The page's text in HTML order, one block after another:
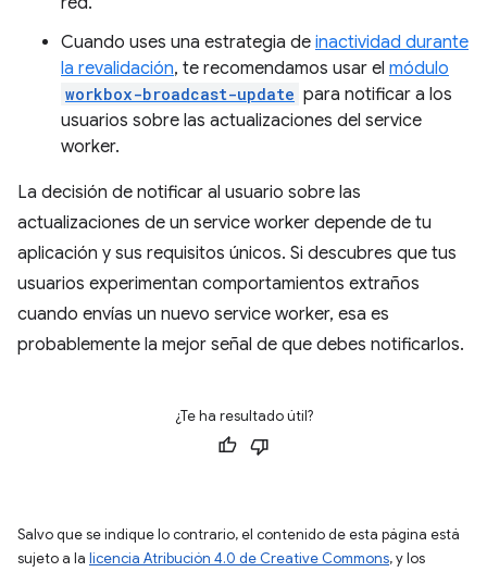
Cuando uses una estrategia de inactividad durante
la revalidación, te recomendamos usar el módulo
workbox-broadcast-update para notificar a los
usuarios sobre las actualizaciones del service
worker.
La decisión de notificar al usuario sobre las
actualizaciones de un service worker depende de tu
aplicación y sus requisitos únicos. Si descubres que tus
usuarios experimentan comportamientos extraños
cuando envías un nuevo service worker, esa es
probablemente la mejor señal de que debes notificarlos.
¿Te ha resultado útil?
Salvo que se indique lo contrario, el contenido de esta página está
sujeto a la licencia Atribución 4.0 de Creative Commons, y los